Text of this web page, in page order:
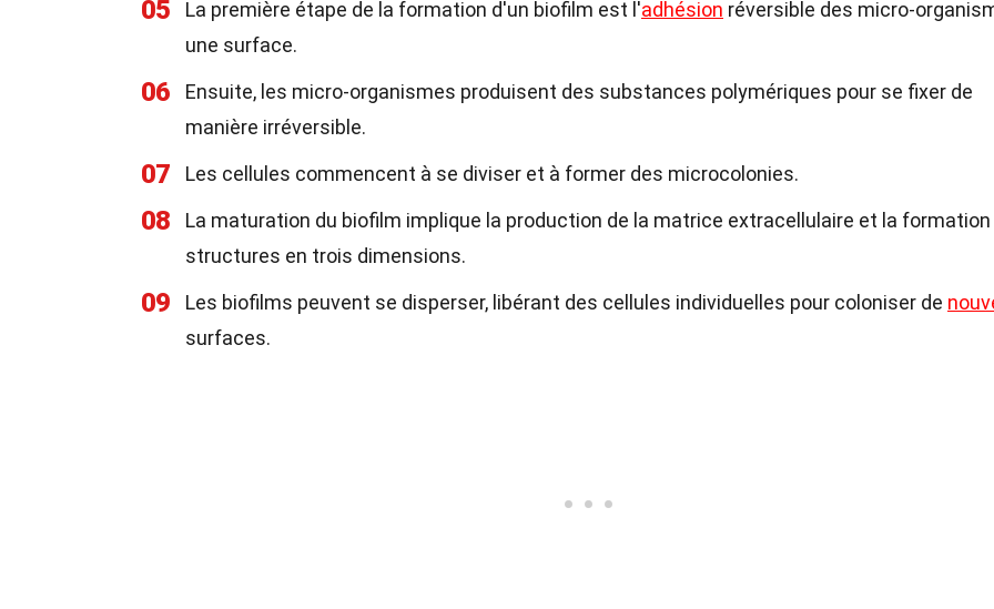
05 La première étape de la formation d'un biofilm est l'adhésion réversible des micro-
une surface.
06
Ensuite, les micro-organismes produisent des substances polymériques pour se fixer de
manière irréversible.
07 Les cellules commencent à se diviser et à former des microcolonies.
08
La maturation du biofilm implique la production de la matrice extracellulaire et la formation
structures en trois dimensions.
09 Les biofilms peuvent se disperser, libérant des cellules individuelles pour coloniser de
surfaces.